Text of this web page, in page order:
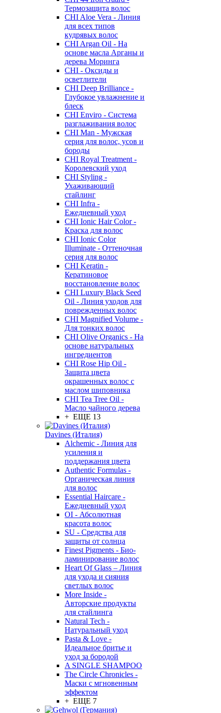
Термозащита волос
CHI Aloe Vera - Линия
для всех типов
кудрявых волос
CHI Argan Oil - На
основе масла Арганы и
дерева Моринга
CHI - Оксиды и
осветлители
CHI Deep Brilliance -
Глубокое увлажнение и
блеск
CHI Enviro - Система
разглаживания волос
CHI Man - Мужская
серия для волос, усов и
бороды
CHI Royal Treatment -
Королевский уход
CHI Styling -
Ухаживающий
стайлинг
CHI Infra -
Ежедневный уход
CHI Ionic Hair Color -
Краска для волос
CHI Ionic Color
Illuminate - Оттеночная
серия для волос
CHI Keratin -
Кератиновое
восстановление волос
CHI Luxury Black Seed
Oil - Линия уходов для
поврежденных волос
CHI Magnified Volume -
Для тонких волос
CHI Olive Organics - На
основе натуральных
ингредиентов
CHI Rose Hip Oil -
Защита цвета
окрашенных волос с
маслом шиповника
CHI Tea Tree Oil -
Масло чайного дерева
+ ЕЩЕ 13
Davines (Италия)
Alchemic - Линия для
усиления и
поддержания цвета
Authentic Formulas -
Органическая линия
для волос
Essential Haircare -
Eжедневный уход
OI - Абсолютная
красота волос
SU - Средства для
защиты от солнца
Finest Pigments - Био-
ламинирование волос
Heart Of Glass – Линия
для ухода и сияния
светлых волос
More Inside -
Авторские продукты
для стайлинга
Natural Tech -
Натуральный уход
Pasta & Love -
Идеальное бритье и
уход за бородой
A SINGLE SHAMPOO
The Circle Chronicles -
Маски с мгновенным
эффектом
+ ЕЩЕ 7